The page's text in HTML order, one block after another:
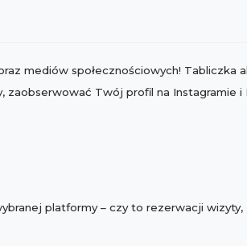
mediów społecznościowych! Tabliczka
Twój profil na Instagramie
platformy – czy to rezerwacji